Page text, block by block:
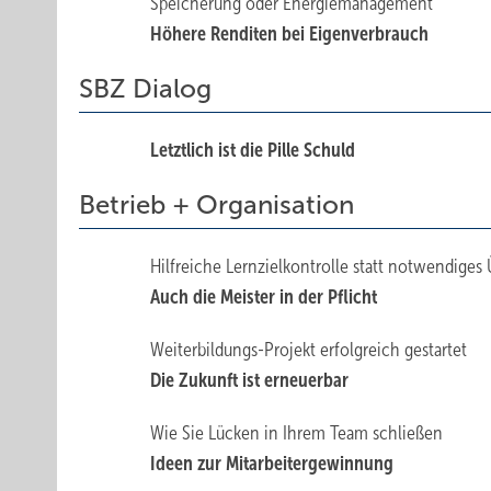
Höhere Renditen bei Eigenverbrauch
SBZ Dialog
Letztlich ist die Pille Schuld
Betrieb + Organisation
Hilfreiche Lernzielkontrolle statt notwendiges
Auch die Meister in der Pflicht
Weiterbildungs-Projekt erfolgreich gestartet
Die Zukunft ist erneuerbar
Wie Sie Lücken in Ihrem Team schließen
Ideen zur Mitarbeitergewinnung